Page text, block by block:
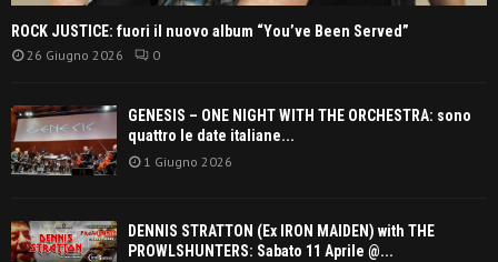
ROCK JUSTICE: fuori il nuovo album “You’ve Been Served”
26 Giugno 2026 0
GENESIS – ONE NIGHT WITH THE ORCHESTRA: sono
quattro le date italiane...
1 Giugno 2026
DENNIS STRATTON (Ex IRON MAIDEN) with THE
PROWLSHUNTERS: Sabato 11 Aprile @...